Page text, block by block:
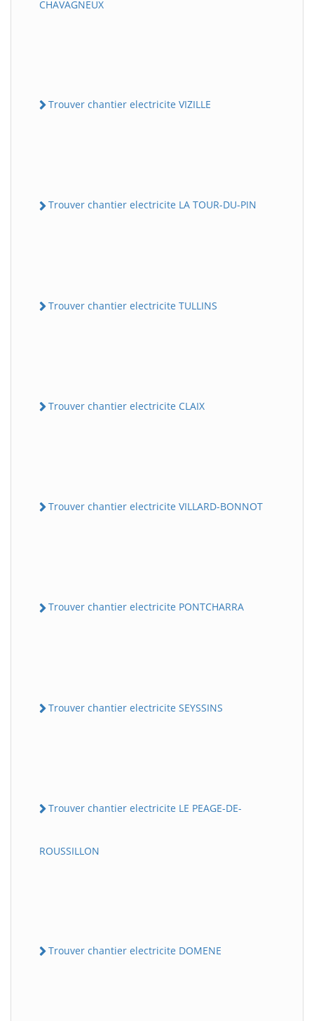
CHAVAGNEUX
Trouver chantier electricite VIZILLE
Trouver chantier electricite LA TOUR-DU-PIN
Trouver chantier electricite TULLINS
Trouver chantier electricite CLAIX
Trouver chantier electricite VILLARD-BONNOT
Trouver chantier electricite PONTCHARRA
Trouver chantier electricite SEYSSINS
Trouver chantier electricite LE PEAGE-DE-
ROUSSILLON
Trouver chantier electricite DOMENE